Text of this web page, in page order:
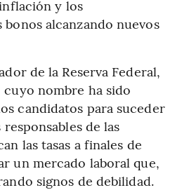
y los
alcanzando nuevos
de la Reserva Federal,
nombre ha sido
candidatos para suceder
de las
las tasas a finales de
un mercado laboral que,
signos de debilidad.